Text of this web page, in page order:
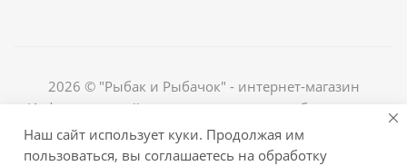
2026 © "Рыбак и Рыбачок" - интернет-магазин
Информация сайта защищена законом об авторских
правах. Индивидуальный предприниматель Рогов
Сергей Юрьевич. ИНН 390600967290. ОГРНИП
Наш сайт использует куки. Продолжая им
пользоваться, вы соглашаетесь на обработку